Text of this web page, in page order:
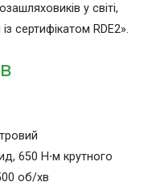
у світі,
сертифікатом RDE2».
650 Н⋅м крутного
об/хв